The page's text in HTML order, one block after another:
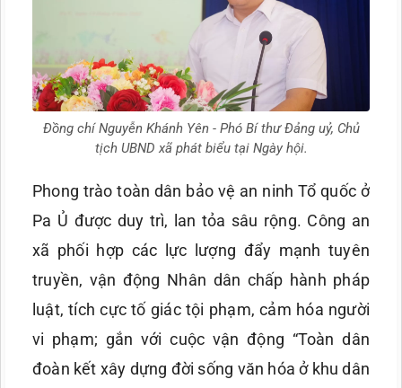
Đồng chí Nguyễn Khánh Yên - Phó Bí thư Đảng uỷ, Chủ
tịch UBND xã phát biểu tại Ngày hội.
Phong trào toàn dân bảo vệ an ninh Tổ quốc ở
Pa Ủ được duy trì, lan tỏa sâu rộng. Công an
xã phối hợp các lực lượng đẩy mạnh tuyên
truyền, vận động Nhân dân chấp hành pháp
luật, tích cực tố giác tội phạm, cảm hóa người
vi phạm; gắn với cuộc vận động “Toàn dân
đoàn kết xây dựng đời sống văn hóa ở khu dân